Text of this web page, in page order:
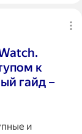
к
гайд ‍–
и